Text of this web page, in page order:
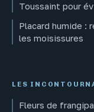
Toussaint pour
Placard humide :
les moisissures
LES
Fleurs de